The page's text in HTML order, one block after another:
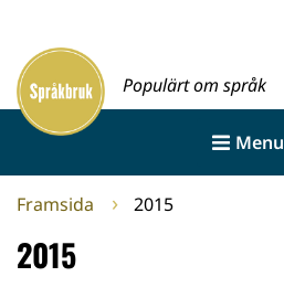
innehållet
Framsida
Populärt om språk
Menu
Framsida 2015
2015